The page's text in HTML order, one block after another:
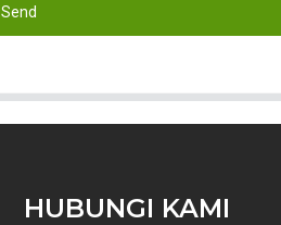
Send
HUBUNGI KAMI